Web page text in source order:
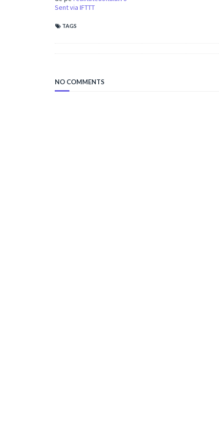
Sent via IFTTT
TAGS
NO COMMENTS